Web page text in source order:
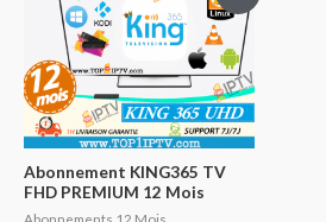
Abonnement KING365 TV
FHD PREMIUM 12 Mois
Abonnements 12 Mois